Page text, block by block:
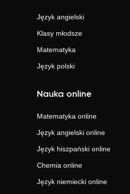
Język angielski
Klasy młodsze
Matematyka
Język polski
Nauka online
Matematyka online
Język angielski online
Język hiszpański online
Chemia online
Język niemiecki online